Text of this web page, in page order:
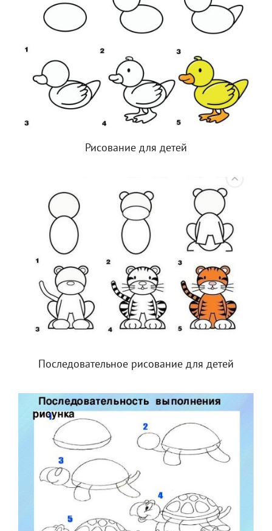
Рисование для детей
Последовательное рисование для детей